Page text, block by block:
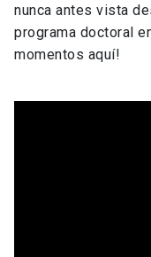
nunca antes vista
programa doctoral
momentos aquí!